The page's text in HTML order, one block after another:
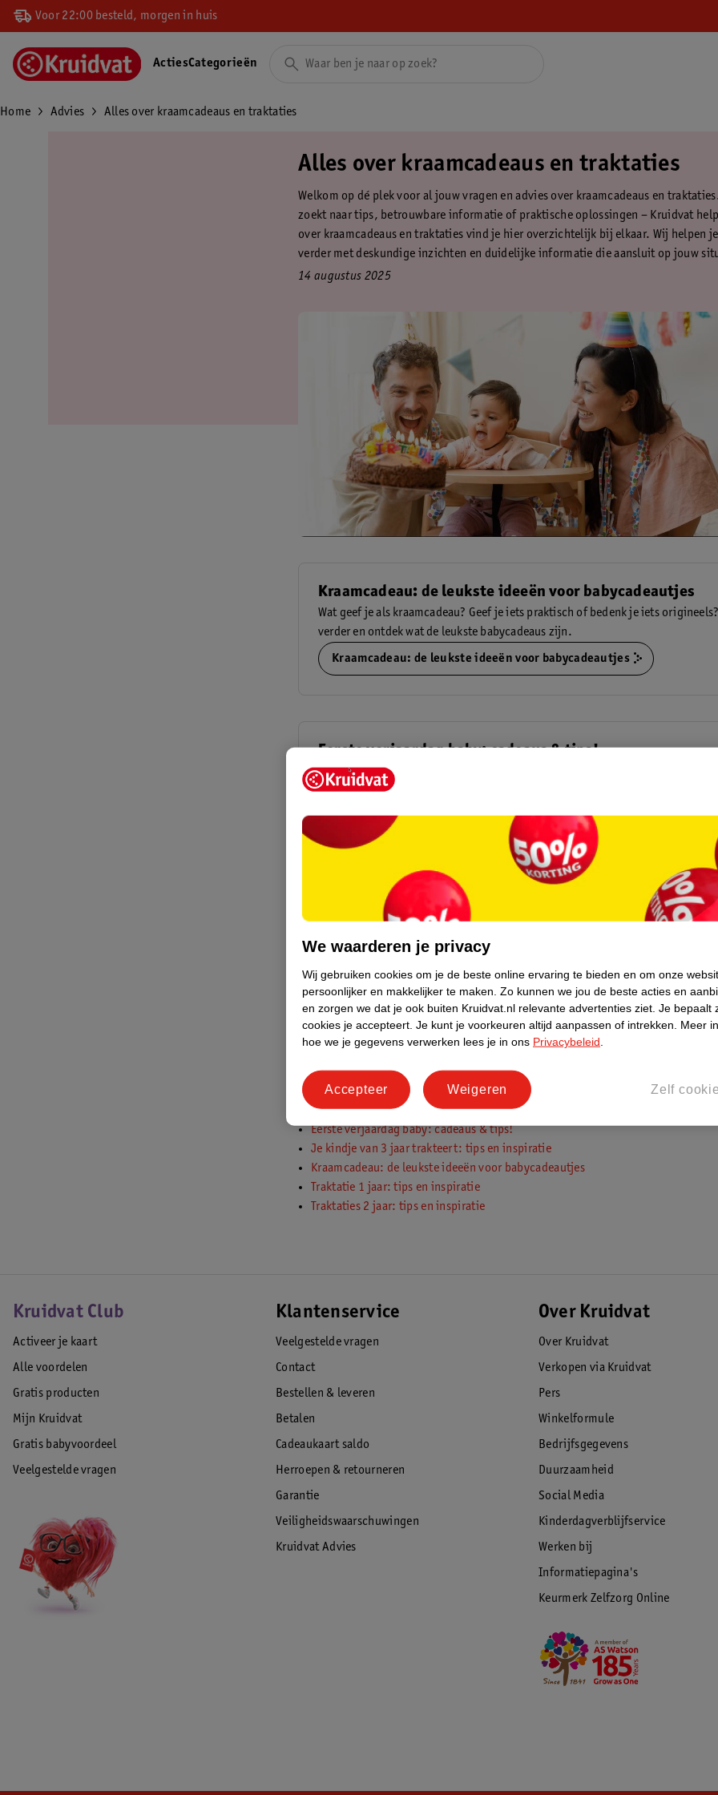
Voor 22:00 besteld, morgen in huis
ActiesCategorieën
Home Advies Alles over kraamcadeaus en traktaties
Alles over kraamcadeaus en traktaties
Welkom op dé plek voor al jouw vragen en advies over kraamcadeaus en
zoekt naar tips, betrouwbare informatie of praktische oplossingen – Kruidvat
over kraamcadeaus en traktaties vind je hier overzichtelijk bij elkaar. Wij helpen
verder met deskundige inzichten en duidelijke informatie die aansluit op jouw
14 augustus 2025
Kraamcadeau: de leukste ideeën voor babycadeautjes
Wat geef je als kraamcadeau? Geef je iets praktisch of bedenk je iets
verder en ontdek wat de leukste babycadeaus zijn.
Kraamcadeau: de leukste ideeën voor babycadeautjes
Eerste verjaardag baby: cadeaus & tips!
Hier vind je tips om van je baby’s eerste verjaardag een onvergetelijke dag te
enkele cadeautips wat je cadeau kan geven aan een baby die 1 jaar wordt.
Eerste verjaardag baby: cadeaus & tips!
Traktatie 1 jaar: tips en inspiratie
zusje is geboren, is het gezellig om wat te trakteren. Ontdek hier alle inspiratie!
Traktatie 1 jaar: tips en inspiratie
Lees onze andere adviezen over kraamcadeaus en
traktaties:
Afscheid kinderdagverblijf: je 4-jarige trakteert
Eerste verjaardag baby: cadeaus & tips!
Je kindje van 3 jaar trakteert: tips en inspiratie
Kraamcadeau: de leukste ideeën voor babycadeautjes
Traktatie 1 jaar: tips en inspiratie
Traktaties 2 jaar: tips en inspiratie
Kruidvat Club
Activeer je kaart
Alle voordelen
Gratis producten
Mijn Kruidvat
Gratis babyvoordeel
Veelgestelde vragen
Klantenservice
Veelgestelde vragen
Contact
Bestellen & leveren
Betalen
Cadeaukaart saldo
Herroepen & retourneren
Garantie
Veiligheidswaarschuwingen
Kruidvat Advies
Over Kruidvat
Over Kruidvat
Verkopen via Kruidvat
Pers
Winkelformule
Bedrijfsgegevens
Duurzaamheid
Social Media
Kinderdagverblijfservice
Werken bij
Informatiepagina's
Keurmerk Zelfzorg Online
We waarderen je privacy
Wij gebruiken cookies om je de beste online ervaring te bieden en om onze
persoonlijker en makkelijker te maken. Zo kunnen we jou de beste acties en
en zorgen we dat je ook buiten Kruidvat.nl relevante advertenties ziet. Je bepaalt
cookies je accepteert. Je kunt je voorkeuren altijd aanpassen of intrekken.
Meer
hoe we je gegevens verwerken lees je in ons Privacybeleid
Zelf
Weigeren
Accepteer